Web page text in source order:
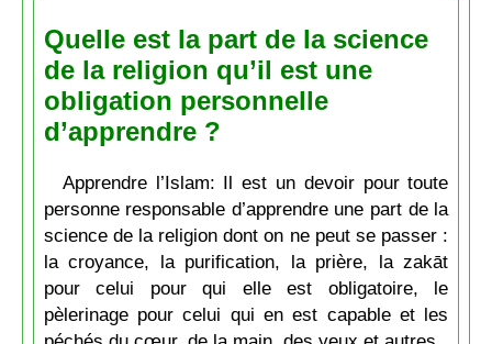
Quelle est la part de la science
de la religion qu’il est une
obligation personnelle
d’apprendre ?
Apprendre l’Islam: Il est un devoir pour toute
personne responsable d’apprendre une part de la
science de la religion dont on ne peut se passer :
la croyance, la purification, la prière, la zakāt
pour celui pour qui elle est obligatoire, le
pèlerinage pour celui qui en est capable et les